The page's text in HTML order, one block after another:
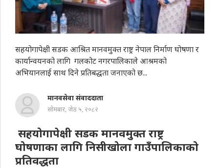
सहयोगापेक्षी सडक आश्रित मानवमुक्त राष्ट्र नेपाल निर्माण घोषणा र
कार्यान्वयनको लागि गलकोट नगरपालिकाले आश्रमको
अभियानलाई साथ दिने प्रतिबद्धता जनाएको छ...
मानवसेवा संवाददाता
सोमबार, जेठ ५, २०८२
सहयोगापेक्षी सडक मानवमुक्त राष्ट्र
घोषणाका लागि निसीखोला गाउँपालिकाको
प्रतिवद्धता